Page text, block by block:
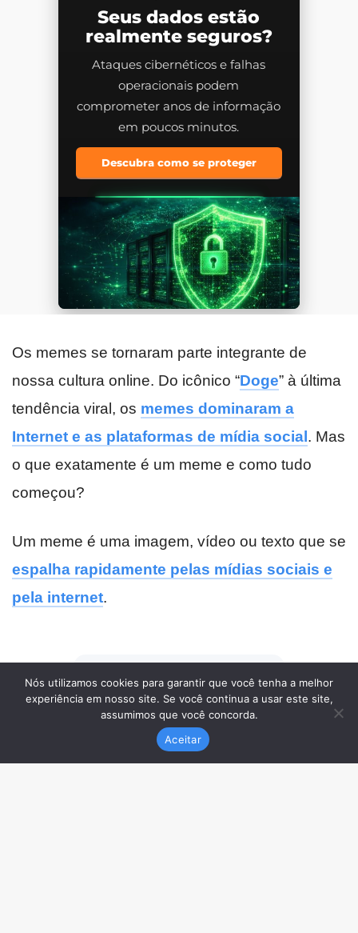
Nós utilizamos cookies para garantir que você tenha a melhor
experiência em nosso site. Se você continua a usar este site,
assumimos que você concorda.
Aceitar